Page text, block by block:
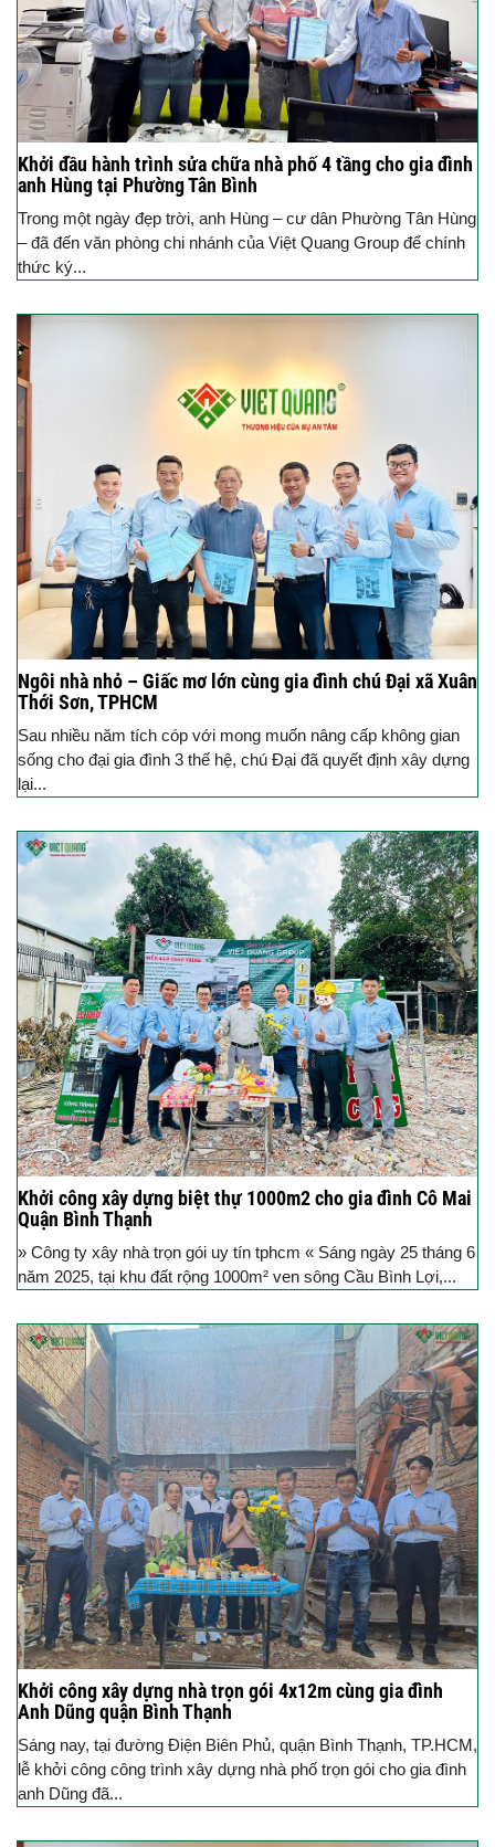
Khởi đầu hành trình sửa chữa nhà phố 4 tầng cho gia đình
anh Hùng tại Phường Tân Bình
Trong một ngày đẹp trời, anh Hùng – cư dân Phường Tân Hùng
– đã đến văn phòng chi nhánh của Việt Quang Group để chính
thức ký...
Ngôi nhà nhỏ – Giấc mơ lớn cùng gia đình chú Đại xã Xuân
Thới Sơn, TPHCM
Sau nhiều năm tích cóp với mong muốn nâng cấp không gian
sống cho đại gia đình 3 thế hệ, chú Đại đã quyết định xây dựng
lại...
Khởi công xây dựng biệt thự 1000m2 cho gia đình Cô Mai
Quận Bình Thạnh
» Công ty xây nhà trọn gói uy tín tphcm « Sáng ngày 25 tháng 6
năm 2025, tại khu đất rộng 1000m² ven sông Cầu Bình Lợi,...
Khởi công xây dựng nhà trọn gói 4x12m cùng gia đình
Anh Dũng quận Bình Thạnh
Sáng nay, tại đường Điện Biên Phủ, quận Bình Thạnh, TP.HCM,
lễ khởi công công trình xây dựng nhà phố trọn gói cho gia đình
anh Dũng đã...